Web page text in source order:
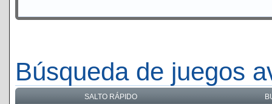
Búsqueda de juegos
SALTO RÁPIDO